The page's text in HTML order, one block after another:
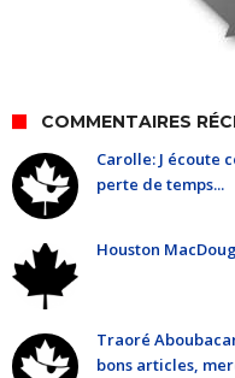
COMMENTAIRES
Carolle: J écoute
perte de temps...
Houston
Traoré
bons articles,